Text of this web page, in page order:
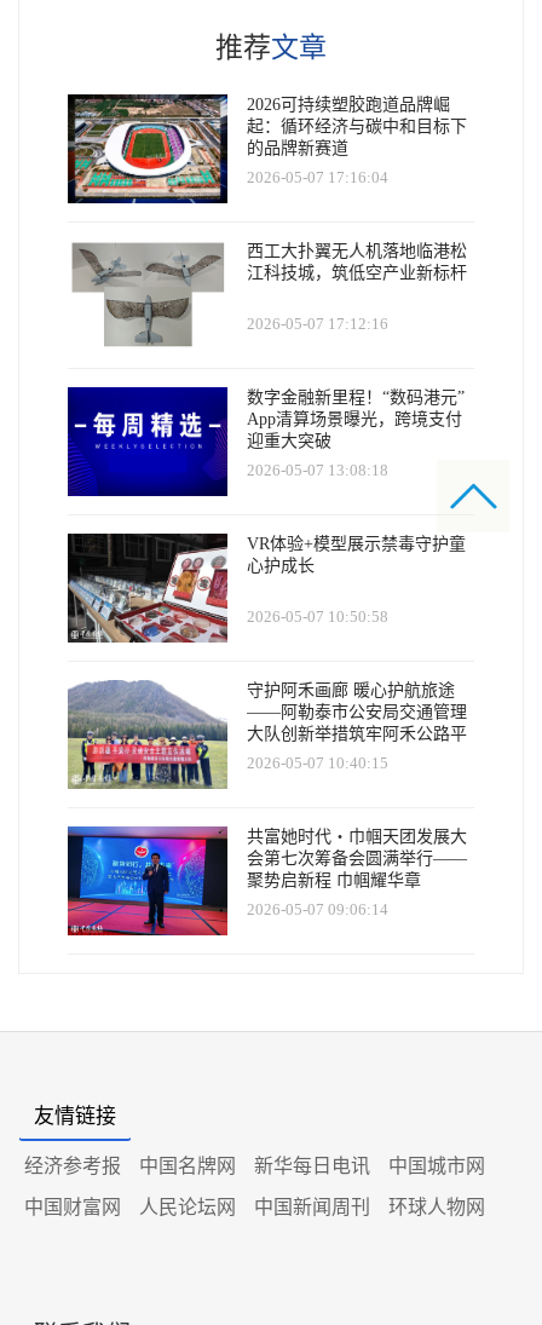
推荐文章
2026可持续塑胶跑道品牌崛
起：循环经济与碳中和目标下
的品牌新赛道
2026-05-07 17:16:04
西工大扑翼无人机落地临港松
江科技城，筑低空产业新标杆
2026-05-07 17:12:16
数字金融新里程！“数码港元”
App清算场景曝光，跨境支付
迎重大突破
2026-05-07 13:08:18
VR体验+模型展示禁毒守护童
心护成长
2026-05-07 10:50:58
守护阿禾画廊 暖心护航旅途
——阿勒泰市公安局交通管理
大队创新举措筑牢阿禾公路平
安防线
2026-05-07 10:40:15
共富她时代・巾帼天团发展大
会第七次筹备会圆满举行——
聚势启新程 巾帼耀华章
2026-05-07 09:06:14
友情链接
经济参考报 中国名牌网 新华每日电讯
中国城市网
中国财富网
人民论坛网 中国新闻周刊 环球人物网